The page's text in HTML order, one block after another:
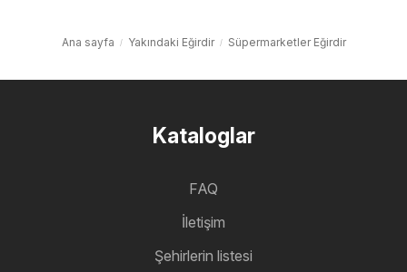
Ana sayfa Yakındaki Eğirdir Süpermarketler Eğirdir
Kataloglar
FAQ
İletişim
Şehirlerin listesi